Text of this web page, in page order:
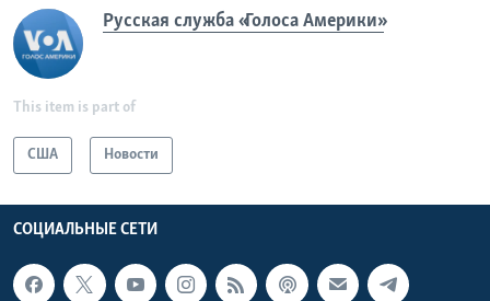
Русская служба «Голоса Америки»
This item is part of
США Новости
СОЦИАЛЬНЫЕ СЕТИ